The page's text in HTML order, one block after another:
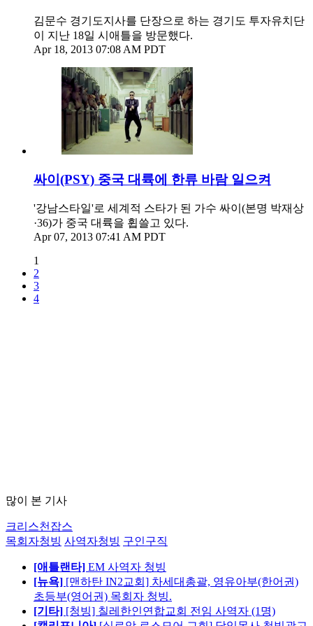
김문수 경기도지사를 단장으로 하는 경기도 투자유치단
이 지난 18일 시애틀을 방문했다.
Apr 18, 2013 07:08 AM PDT
싸이(PSY) 중국 대륙에 한류 바람 일으켜
'강남스타일'로 세계적 스타가 된 가수 싸이(본명 박재상
·36)가 중국 대륙을 휩쓸고 있다.
Apr 07, 2013 07:41 AM PDT
1
2
3
4
많이 본 기사
크리스천잡스
목회자청빙 사역자청빙 구인구직
[애틀랜타] EM 사역자 청빙
[뉴욕] [맨하탄 IN2교회] 차세대총괄, 영유아부(한어권)
초등부(영어권) 목회자 청빙.
[기타] [청빙] 칠레한인연합교회 전임 사역자 (1명)